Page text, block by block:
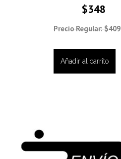
$348
Precio Regular: $409
Añadir al carrito